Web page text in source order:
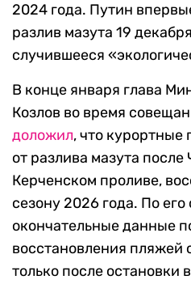
2024 года. Путин
разлив мазута 19
случившееся
В конце января глава
Козлов во время
доложил, что
от разлива мазута
Керченском проливе,
сезону 2026 года. По его
окончательные данные
восстановления пляжей
только после остановки